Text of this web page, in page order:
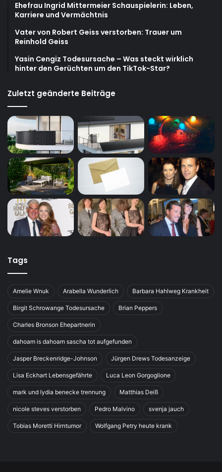
Ehefrau Ingrid Mittermeier Schauspielerin: Leben,
Karriere und Vermächtnis
Vater von Robert Geiss verstorben: Trauer um
Reinhold Geiss
Yasin Cengiz Todesursache – Was steckt wirklich
hinter den Gerüchten um den TikTok-Star?
Zuletzt geänderte Beiträge
Tags
Amelie Wnuk Arabella Wunderlich Barbara Hahlweg Krankheit
Birgit Schrowange Todesursache Brian Peppers
Charles Bronson Ehepartnerin
dahoam is dahoam sascha tot aufgefunden
Jasper Breckenridge-Johnson Jürgen Drews Todesanzeige
Lisa Eckhart Lebensgefährte Luca Leon Gorgoglione
mark und lydia benecke trennung Matthias Deiß
nicole steves verstorben Pedro Malvino svenja jauch
Tobias Moretti Hirntumor Wolfgang Petry heute krank